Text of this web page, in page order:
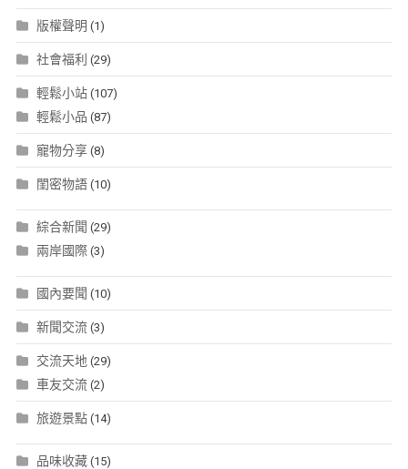
版權聲明 (1)
社會福利 (29)
輕鬆小站(107)
輕鬆小品 (87)
寵物分享(8)
閨密物語(10)
綜合新聞 (29)
兩岸國際(3)
國內要聞 (10)
新聞交流(3)
交流天地 (29)
車友交流(2)
旅遊景點(14)
品味收藏(15)